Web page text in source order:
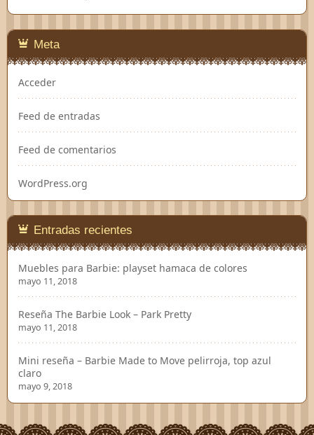
Meta
Acceder
Feed de entradas
Feed de comentarios
WordPress.org
Entradas recientes
Muebles para Barbie: playset hamaca de colores
mayo 11, 2018
Reseña The Barbie Look – Park Pretty
mayo 11, 2018
Mini reseña – Barbie Made to Move pelirroja, top azul
claro
mayo 9, 2018